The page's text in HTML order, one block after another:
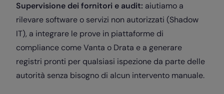
Supervisione dei fornitori e audit: aiutiamo a
rilevare software o servizi non autorizzati (Shadow
IT), a integrare le prove in piattaforme di
compliance come Vanta o Drata e a generare
registri pronti per qualsiasi ispezione da parte delle
autorità senza bisogno di alcun intervento manuale.